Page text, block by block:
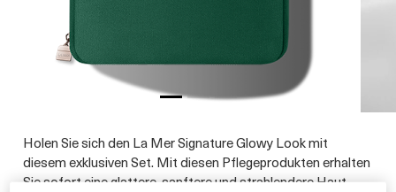
Holen Sie sich den La Mer Signature Glowy Look mit
diesem exklusiven Set. Mit diesen Pflegeprodukten erhalten
Sie sofort eine glattere, sanftere und strahlendere Haut.